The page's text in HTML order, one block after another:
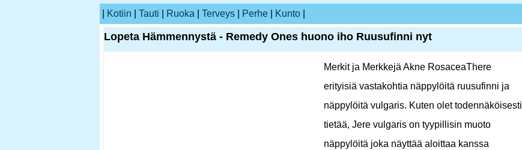
Kotiin Tauti Ruoka Terveys Perhe Kunto
Lopeta Hämmennystä - Remedy Ones huono iho Ruusufinni nyt
Merkit ja Merkkejä Akne RosaceaThere
erityisiä vastakohtia näppylöitä ruusufinni ja
näppylöitä vulgaris. Kuten olet todennäköisesti
tietää, Jere vulgaris on tyypillisin muoto
näppylöitä joka näyttää aloittaa kanssa